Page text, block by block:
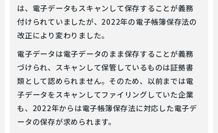
は、電子データもスキャンして保存することが義務
付けられていましたが、2022年の電子帳簿保存法の
改正により変わりました。
電子データは電子データのまま保存することが義務
づけられ、スキャンして保管しているものは証拠書
類として認められません。そのため、以前までは電
子データをスキャンしてファイリングしていた企業
も、2022年からは電子帳簿保存法に対応した電子デ
ータの保存が求められます。